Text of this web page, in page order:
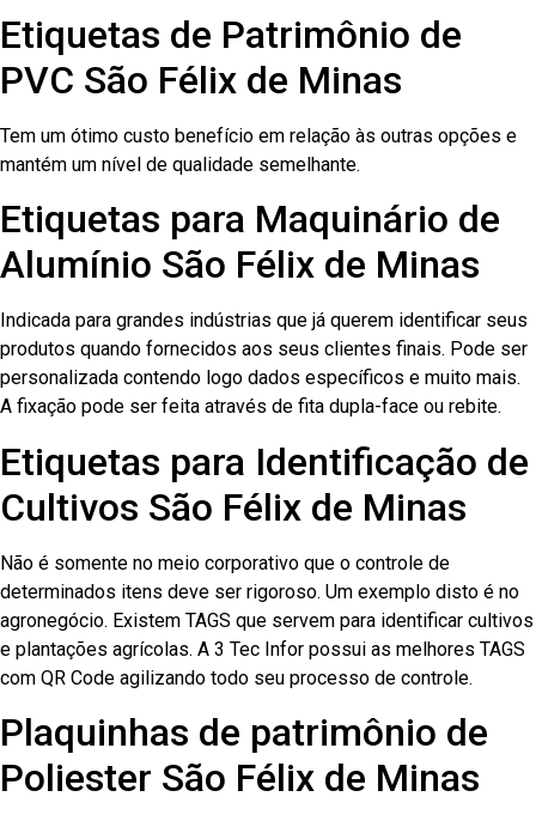
Etiquetas de Patrimônio de
PVC São Félix de Minas
Tem um ótimo custo benefício em relação às outras opções e
mantém um nível de qualidade semelhante.
Etiquetas para Maquinário de
Alumínio São Félix de Minas
Indicada para grandes indústrias que já querem identificar seus
produtos quando fornecidos aos seus clientes finais. Pode ser
personalizada contendo logo dados específicos e muito mais.
A fixação pode ser feita através de fita dupla-face ou rebite.
Etiquetas para Identificação de
Cultivos São Félix de Minas
Não é somente no meio corporativo que o controle de
determinados itens deve ser rigoroso. Um exemplo disto é no
agronegócio. Existem TAGS que servem para identificar cultivos
e plantações agrícolas. A 3 Tec Infor possui as melhores TAGS
com QR Code agilizando todo seu processo de controle.
Plaquinhas de patrimônio de
Poliester São Félix de Minas